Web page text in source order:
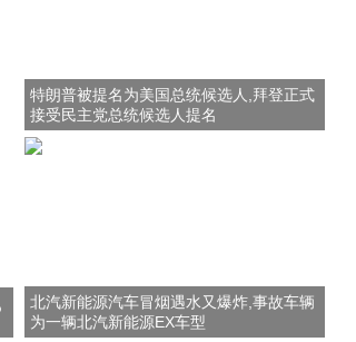
特朗普被提名为美国总统候选人,拜登正式
接受民主党总统候选人提名
北汽新能源汽车冒烟遇水又爆炸,事故车辆
为一辆北汽新能源EX车型